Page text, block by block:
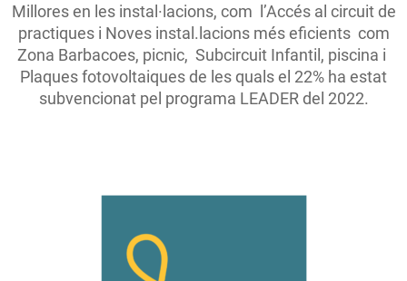
Millores en les instal·lacions, com l’Accés al circuit de
practiques i Noves instal.lacions més eficients com
Zona Barbacoes, picnic, Subcircuit Infantil, piscina i
Plaques fotovoltaiques de les quals el 22% ha estat
subvencionat pel programa LEADER del 2022.